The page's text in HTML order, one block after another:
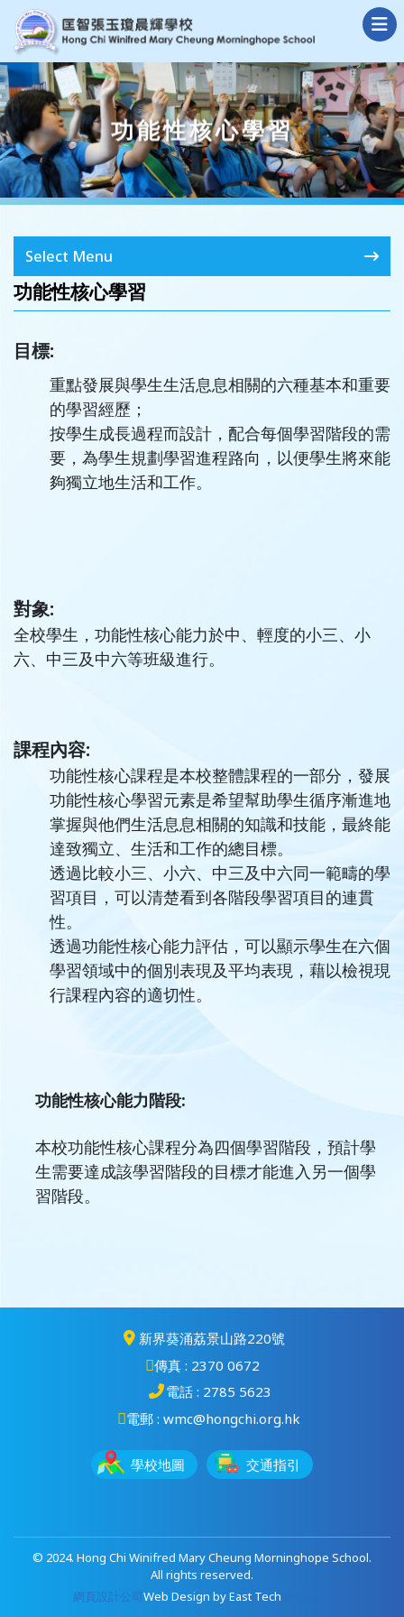
功能性核心學習
Select Menu
功能性核心學習
目標:
重點發展與學生生活息息相關的六種基本和重要
的學習經歷；
按學生成長過程而設計，配合每個學習階段的需
要，為學生規劃學習進程路向，以便學生將來能
夠獨立地生活和工作。
對象:
全校學生，功能性核心能力於中、輕度的小三、小
六、中三及中六等班級進行。
課程內容:
功能性核心課程是本校整體課程的一部分，發展
功能性核心學習元素是希望幫助學生循序漸進地
掌握與他們生活息息相關的知識和技能，最終能
達致獨立、生活和工作的總目標。
透過比較小三、小六、中三及中六同一範疇的學
習項目，可以清楚看到各階段學習項目的連貫
性。
透過功能性核心能力評估，可以顯示學生在六個
學習領域中的個別表現及平均表現，藉以檢視現
行課程內容的適切性。
功能性核心能力階段:
本校功能性核心課程分為四個學習階段，預計學
生需要達成該學習階段的目標才能進入另一個學
習階段。
新界葵涌荔景山路220號
傳真 : 2370 0672
電話 : 2785 5623
電郵 : wmc@hongchi.org.hk
學校地圖 交通指引
© 2024. Hong Chi Winifred Mary Cheung Morninghope School.
All rights reserved.
網頁設計公司 Web Design byEast Tech